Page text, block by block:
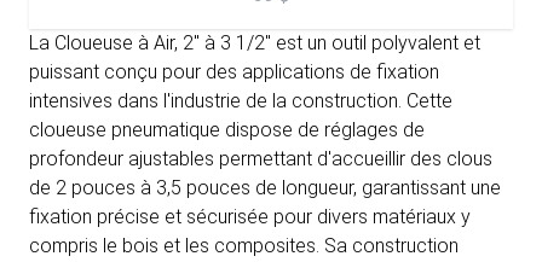
La Cloueuse à Air, 2" à 3 1/2" est un outil polyvalent et
puissant conçu pour des applications de fixation
intensives dans l'industrie de la construction. Cette
cloueuse pneumatique dispose de réglages de
profondeur ajustables permettant d'accueillir des clous
de 2 pouces à 3,5 pouces de longueur, garantissant une
fixation précise et sécurisée pour divers matériaux y
compris le bois et les composites. Sa construction